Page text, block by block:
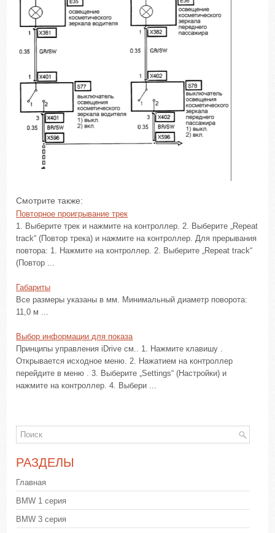
Смотрите также:
Повторное проигрывание трек
1. Выберите трек и нажмите на контроллер. 2. Выберите „Repeat
track“ (Повтор трека) и нажмите на контроллер. Для прерывания
повтора: 1. Нажмите на контроллер. 2. Выберите „Repeat track“
(Повтор ...
Габариты
Все размеры указаны в мм. Минимальный диаметр поворота:
11,0 м ...
Выбор информации для показа
Принципы управления iDrive см.. 1. Нажмите клавишу .
Открывается исходное меню. 2. Нажатием на контроллер
перейдите в меню . 3. Выберите „Settings“ (Настройки) и
нажмите на контроллер. 4. Выбери ...
РАЗДЕЛЫ
Главная
BMW 1 серия
BMW 3 серия